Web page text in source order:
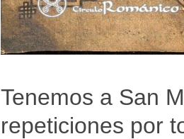
Tenemos a San
repeticiones por